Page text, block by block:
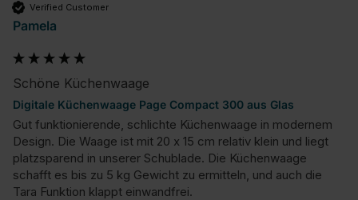
Verified Customer
Pamela
Schöne Küchenwaage
Digitale Küchenwaage Page Compact 300 aus Glas
Gut funktionierende, schlichte Küchenwaage in modernem
Design. Die Waage ist mit 20 x 15 cm relativ klein und liegt
platzsparend in unserer Schublade. Die Küchenwaage
schafft es bis zu 5 kg Gewicht zu ermitteln, und auch die
Tara Funktion klappt einwandfrei.